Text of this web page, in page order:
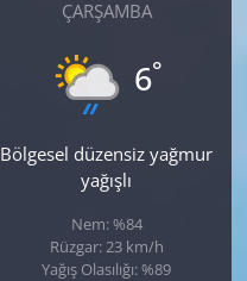
ÇARŞAMBA
6°
Bölgesel düzensiz yağmur
yağışlı
Nem: %84
Rüzgar: 23 km/h
Yağış Olasılığı: %89